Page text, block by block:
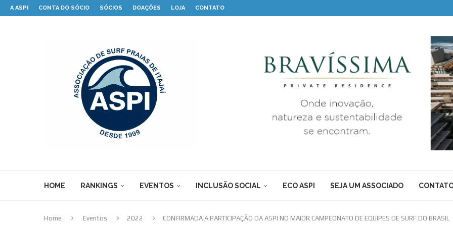
A ASPI CONTA DO SÓCIO SÓCIOS DOAÇÕES LOJA CONTATO
HOME RANKINGS EVENTOS INCLUSÃO SOCIAL ECO ASPI SEJA UM ASSOCIADO
Home Eventos 2022 CONFIRMADA A PARTICIPAÇÃO DA ASPI NO MAIOR CAMPEONATO DE EQUIPES DE SURF DO BRASIL